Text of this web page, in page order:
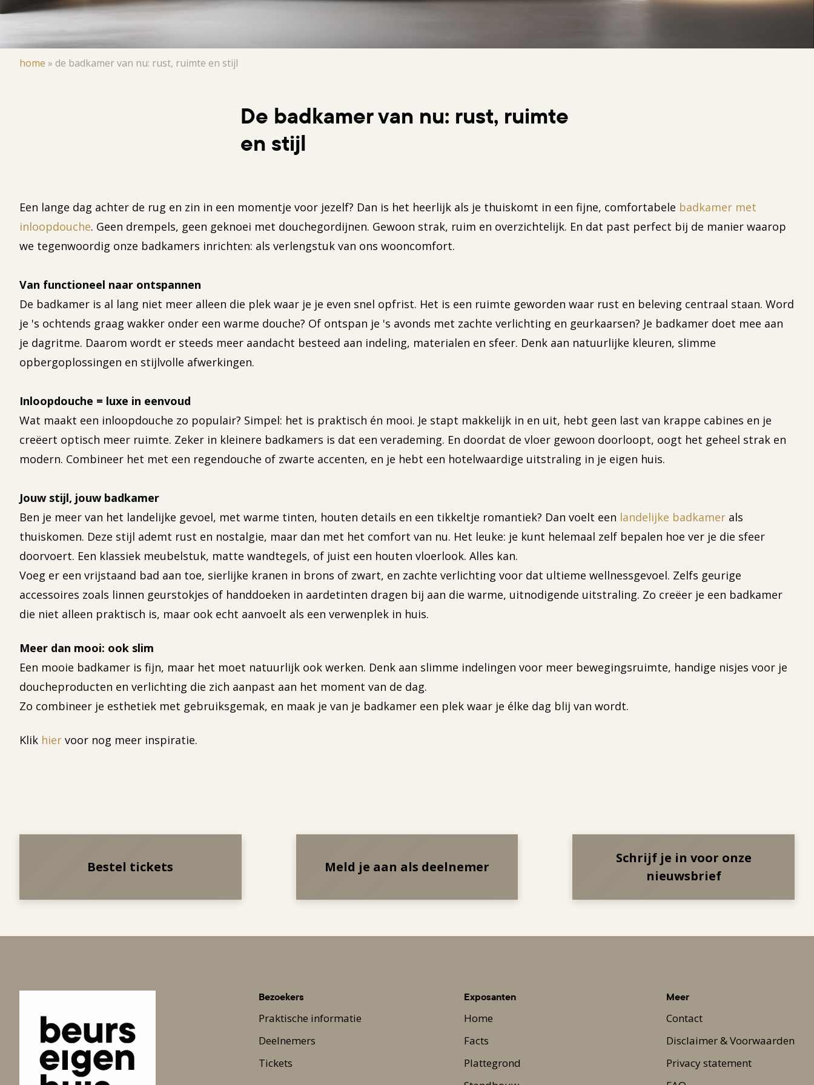
Kruimelpad
home » de badkamer van nu: rust, ruimte en stijl
De badkamer van nu: rust, ruimte
en stijl
Een lange dag achter de rug en zin in een momentje voor jezelf? Dan is het heerlijk als je thuiskomt in een fijne, comfortabele badkamer met
inloopdouche. Geen drempels, geen geknoei met douchegordijnen. Gewoon strak, ruim en overzichtelijk. En dat past perfect bij de manier waarop
we tegenwoordig onze badkamers inrichten: als verlengstuk van ons wooncomfort.
Van functioneel naar ontspannen
De badkamer is al lang niet meer alleen die plek waar je je even snel opfrist. Het is een ruimte geworden waar rust en beleving centraal staan. Word
je 's ochtends graag wakker onder een warme douche? Of ontspan je 's avonds met zachte verlichting en geurkaarsen? Je badkamer doet mee aan
je dagritme. Daarom wordt er steeds meer aandacht besteed aan indeling, materialen en sfeer. Denk aan natuurlijke kleuren, slimme
opbergoplossingen en stijlvolle afwerkingen.
Inloopdouche = luxe in eenvoud
Wat maakt een inloopdouche zo populair? Simpel: het is praktisch én mooi. Je stapt makkelijk in en uit, hebt geen last van krappe cabines en je
creëert optisch meer ruimte. Zeker in kleinere badkamers is dat een verademing. En doordat de vloer gewoon doorloopt, oogt het geheel strak en
modern. Combineer het met een regendouche of zwarte accenten, en je hebt een hotelwaardige uitstraling in je eigen huis.
Jouw stijl, jouw badkamer
Ben je meer van het landelijke gevoel, met warme tinten, houten details en een tikkeltje romantiek? Dan voelt een landelijke badkamer als
thuiskomen. Deze stijl ademt rust en nostalgie, maar dan met het comfort van nu. Het leuke: je kunt helemaal zelf bepalen hoe ver je die sfeer
doorvoert. Een klassiek meubelstuk, matte wandtegels, of juist een houten vloerlook. Alles kan.
Voeg er een vrijstaand bad aan toe, sierlijke kranen in brons of zwart, en zachte verlichting voor dat ultieme wellnessgevoel. Zelfs geurige
accessoires zoals linnen geurstokjes of handdoeken in aardetinten dragen bij aan die warme, uitnodigende uitstraling. Zo creëer je een badkamer
die niet alleen praktisch is, maar ook echt aanvoelt als een verwenplek in huis.
Meer dan mooi: ook slim
Een mooie badkamer is fijn, maar het moet natuurlijk ook werken. Denk aan slimme indelingen voor meer bewegingsruimte, handige nisjes voor je
doucheproducten en verlichting die zich aanpast aan het moment van de dag.
Zo combineer je esthetiek met gebruiksgemak, en maak je van je badkamer een plek waar je élke dag blij van wordt.
Klik hier voor nog meer inspiratie.
Bestel tickets Meld je aan als deelnemer
Schrijf je in voor onze
nieuwsbrief
Bezoekers
Praktische informatie
Deelnemers
Tickets
Exposanten
Home
Facts
Plattegrond
Meer
Contact
Disclaimer & Voorwaarden
Privacy statement